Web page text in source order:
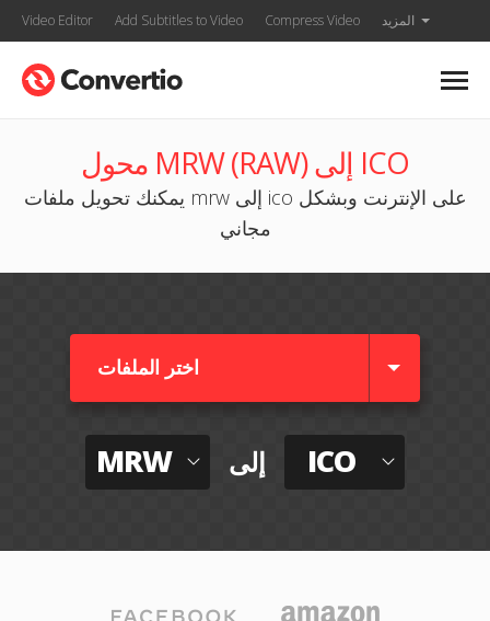
Video Editor Add Subtitles to Video Compress Video المزيد
محول MRW (RAW) إلى ICO
يمكنك تحويل ملفات mrw إلى ico على الإنترنت وبشكل
مجاني
اختر الملفات
MRW إلى ICO